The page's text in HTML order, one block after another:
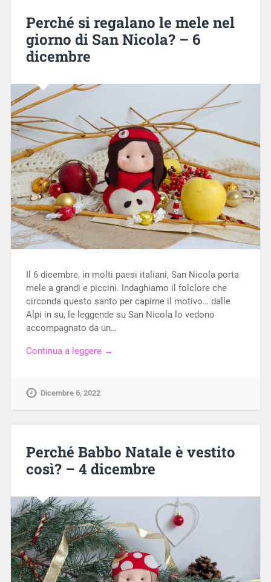
Perché si regalano le mele nel
giorno di San Nicola? – 6
dicembre
Il 6 dicembre, in molti paesi italiani, San Nicola porta
mele a grandi e piccini. Indaghiamo il folclore che
circonda questo santo per capirne il motivo… dalle
Alpi in su, le leggende su San Nicola lo vedono
accompagnato da un…
Continua a leggere →
Dicembre 6, 2022
Perché Babbo Natale è vestito
così? – 4 dicembre